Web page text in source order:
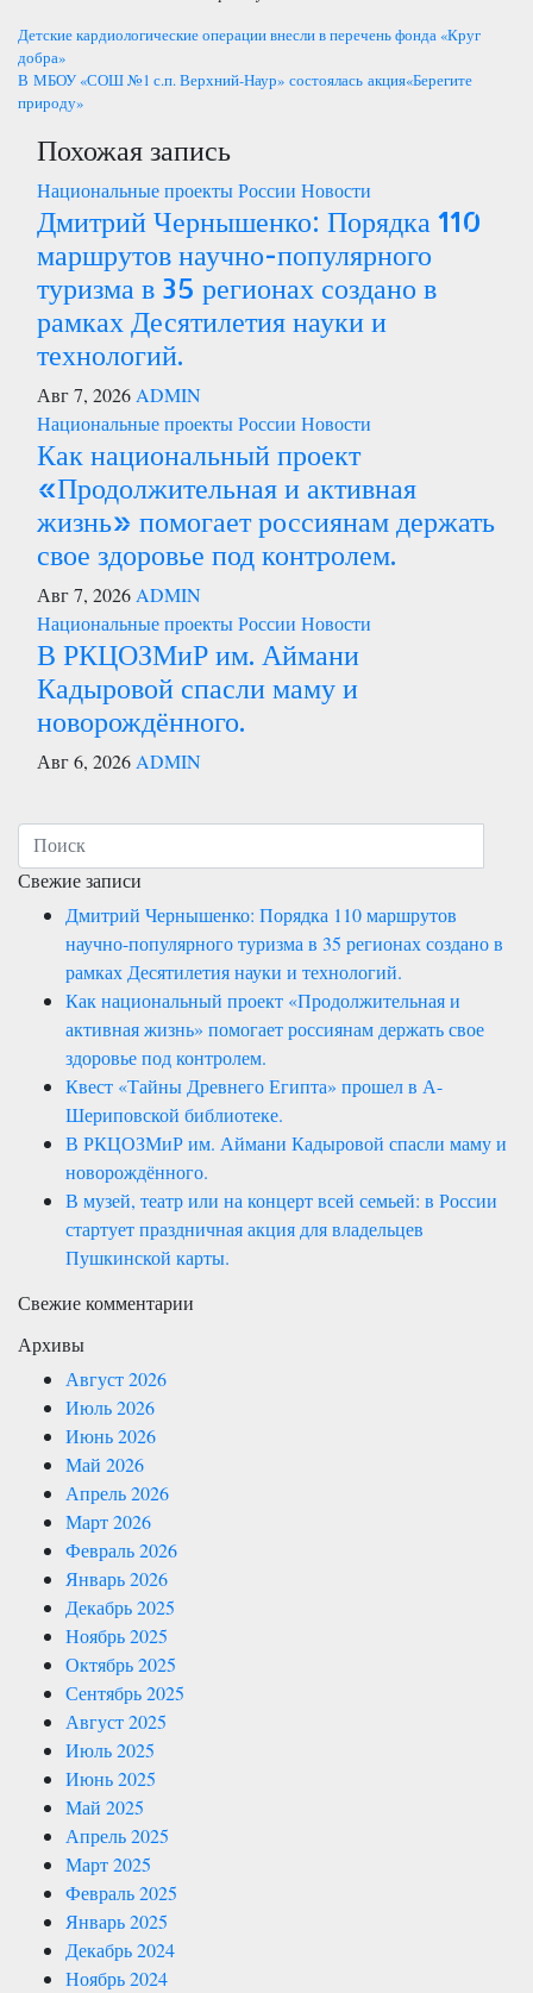
Навигация
по
записям
Детские кардиологические операции внесли в перечень фонда «Круг
добра»
В МБОУ «СОШ №1 с.п. Верхний-Наур» состоялась акция«Берегите
природу»
Похожая запись
Национальные проекты России Новости
Дмитрий Чернышенко: Порядка 110
маршрутов научно-популярного
туризма в 35 регионах создано в
рамках Десятилетия науки и
технологий.
Авг 7, 2026 ADMIN
Национальные проекты России Новости
Как национальный проект
«Продолжительная и активная
жизнь» помогает россиянам держать
свое здоровье под контролем.
Авг 7, 2026 ADMIN
Национальные проекты России Новости
В РКЦОЗМиР им. Аймани
Кадыровой спасли маму и
новорождённого.
Авг 6, 2026 ADMIN
Свежие записи
Дмитрий Чернышенко: Порядка 110 маршрутов
научно-популярного туризма в 35 регионах создано в
рамках Десятилетия науки и технологий.
Как национальный проект «Продолжительная и
активная жизнь» помогает россиянам держать свое
здоровье под контролем.
Квест «Тайны Древнего Египта» прошел в А-
Шериповской библиотеке.
В РКЦОЗМиР им. Аймани Кадыровой спасли маму и
новорождённого.
В музей, театр или на концерт всей семьей: в России
стартует праздничная акция для владельцев
Пушкинской карты.
Свежие комментарии
Архивы
Август 2026
Июль 2026
Июнь 2026
Май 2026
Апрель 2026
Март 2026
Февраль 2026
Январь 2026
Декабрь 2025
Ноябрь 2025
Октябрь 2025
Сентябрь 2025
Август 2025
Июль 2025
Июнь 2025
Май 2025
Апрель 2025
Март 2025
Февраль 2025
Январь 2025
Декабрь 2024
Ноябрь 2024